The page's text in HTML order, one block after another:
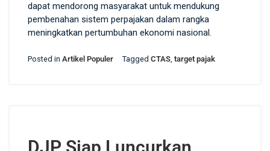
dapat mendorong masyarakat untuk mendukung
pembenahan sistem perpajakan dalam rangka
meningkatkan pertumbuhan ekonomi nasional.
Posted in Artikel Populer Tagged CTAS, target pajak